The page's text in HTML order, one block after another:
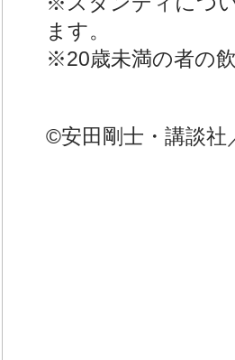
ます。
※20歳未満の者の
©安田剛士・講談社